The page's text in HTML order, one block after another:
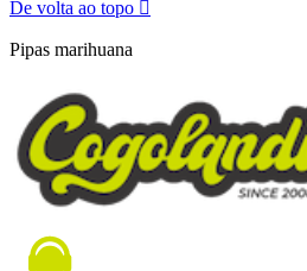
De volta ao topo 
Pipas marihuana